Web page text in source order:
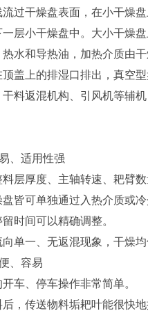
过干燥盘表面，在小干燥
层小干燥盘中。大小干燥
水和导热油，加热介质由
顶盖上的排湿口排出，真空
料返混机构、引风机等辅
、适用性强
层厚度、主轴转速、耙臂数
皆可单独通过入热介质或
时间可以精确调整。
单一、无返混现象，干燥均
、容易
车、停车操作非常简单。
，传送物料垢耙叶能很快地